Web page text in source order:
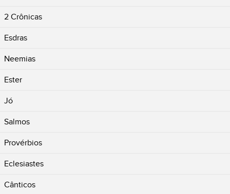
2 Crônicas
Esdras
Neemias
Ester
Jó
Salmos
Provérbios
Eclesiastes
Cânticos